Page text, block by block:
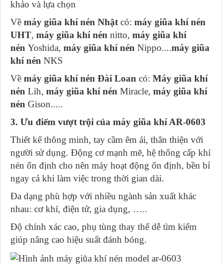
khảo và lựa chọn
Về máy giũa khí nén Nhật có: máy giũa khí nén
UHT, máy giũa khí nén nitto, máy giũa khí
nén Yoshida, máy giũa khí nén Nippo....máy giũa
khí nén NKS
Về máy giũa khí nén Đài Loan có: Máy giũa khí
nén Lih, máy giũa khí nén Miracle, máy giũa khí
nén Gison.....
3. Ưu điểm vượt trội của máy giũa khí AR-0603
Thiết kế thông minh, tay cầm êm ái, thân thiện với
người sử dụng. Động cơ mạnh mẽ, hệ thống cấp khí
nén ổn định cho nên máy hoạt động ổn định, bền bỉ
ngay cả khi làm việc trong thời gian dài.
Đa dạng phù hợp với nhiều ngành sản xuất khác
nhau: cơ khí, điện tử, gia dụng, …..
Độ chính xác cao, phụ tùng thay thế dễ tìm kiếm
giúp nâng cao hiệu suất đánh bóng.